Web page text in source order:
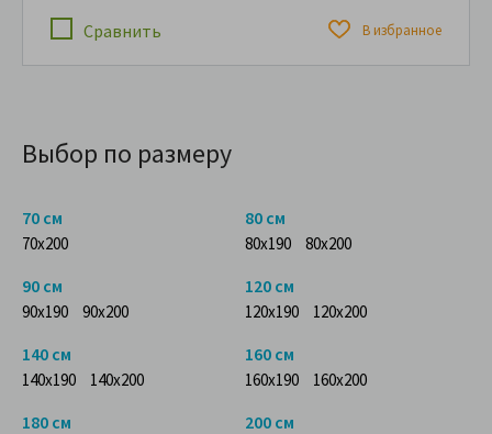
Сравнить В избранное
Выбор по размеру
70 см
70x200
80 см
80x190 80x200
90 см
90x190 90x200
120 см
120x190 120x200
140 см
140x190 140x200
160 см
160x190 160x200
180 см 200 см